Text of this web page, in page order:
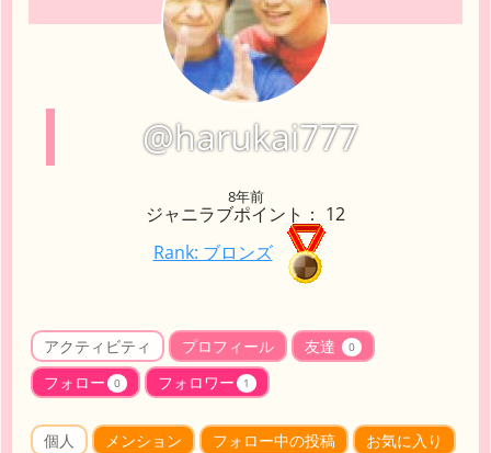
@harukai777
8年前
ジャニラブポイント： 12
Rank: ブロンズ
アクティビティ プロフィール 友達 0
フォロー 0 フォロワー 1
個人 メンション フォロー中の投稿
お気に入り